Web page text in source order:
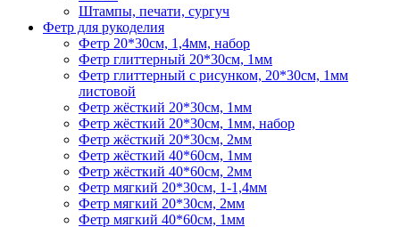
Штампы, печати, сургуч
Фетр для рукоделия
Фетр 20*30см, 1,4мм, набор
Фетр глиттерный 20*30см, 1мм
Фетр глиттерный с рисунком, 20*30см, 1мм
листовой
Фетр жёсткий 20*30см, 1мм
Фетр жёсткий 20*30см, 1мм, набор
Фетр жёсткий 20*30см, 2мм
Фетр жёсткий 40*60см, 1мм
Фетр жёсткий 40*60см, 2мм
Фетр мягкий 20*30см, 1-1,4мм
Фетр мягкий 20*30см, 2мм
Фетр мягкий 40*60см, 1мм